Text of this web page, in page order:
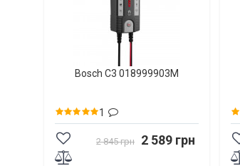
Bosch C3 018999903M
1
2 845 грн 2 589 грн